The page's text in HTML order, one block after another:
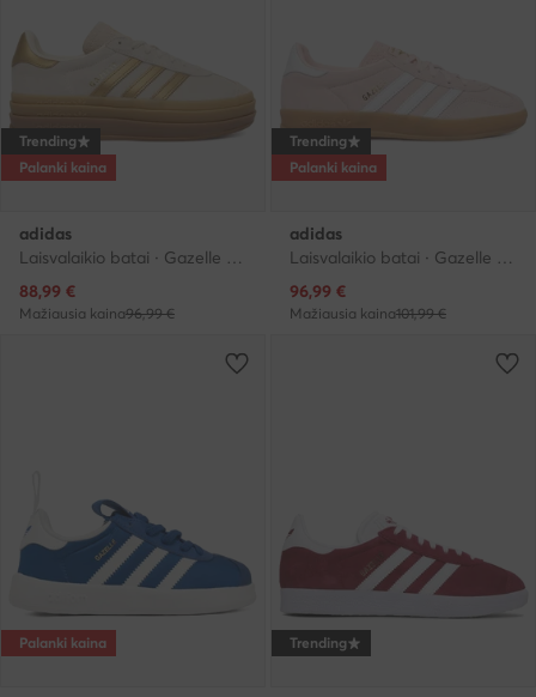
Trending
Palanki kaina
adidas
Laisvalaikio batai · Gazelle · Smėlio
Dabartinė kaina
88,99 €
Mažiausia kaina96,99 €
Trending
Palanki kaina
adidas
Laisvalaikio batai · Gazelle · Rožinė
Dabartinė kaina
96,99 €
Mažiausia kaina101,99 €
Palanki kaina Trending